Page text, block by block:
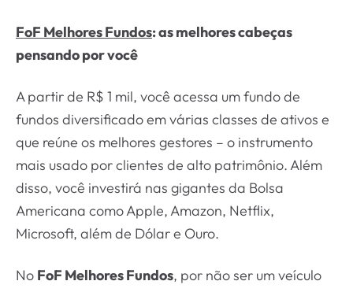
FoF Melhores Fundos: as melhores cabeças
pensando por você
A partir de R$ 1 mil, você acessa um fundo de
fundos diversificado em várias classes de ativos e
que reúne os melhores gestores – o instrumento
mais usado por clientes de alto patrimônio. Além
disso, você investirá nas gigantes da Bolsa
Americana como Apple, Amazon, Netflix,
Microsoft, além de Dólar e Ouro.
No FoF Melhores Fundos, por não ser um veículo